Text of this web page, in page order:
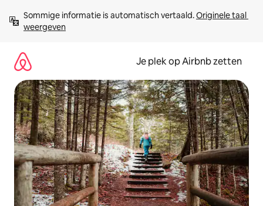
direct
naar
Sommige informatie is automatisch vertaald. Originele taal
weergeven
Je plek op Airbnb zetten